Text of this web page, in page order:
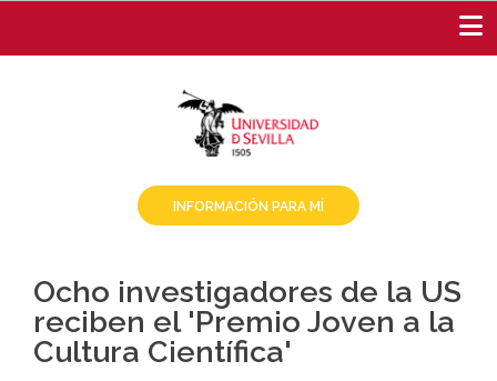
contenido
INFORMACIÓN PARA MÍ
Ocho investigadores de la US
reciben el 'Premio Joven a la
Cultura Científica'